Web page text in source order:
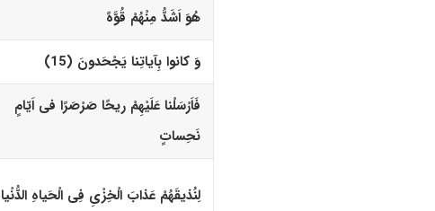
هُوَ اَشَدُّ مِنْهُمْ قُوَّهً
وَ کانوا بِآیاتِنا یَجْحَدونَ (15)‏
فَاَرْسَلْنا عَلَیْهِمْ ریحًا صَرْصَرًا فى اَیّامٍ
نَحِساتٍ
لِنُذیقَهُمْ عَذابَ الْخِزْیِ فِى الْحَیاهِ الدُّنْیا